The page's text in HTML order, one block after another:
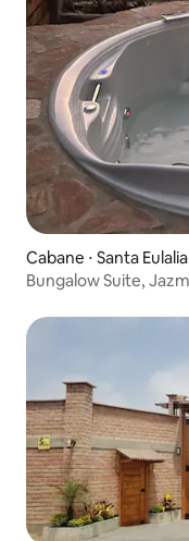
Cabane ⋅ Santa Eulalia